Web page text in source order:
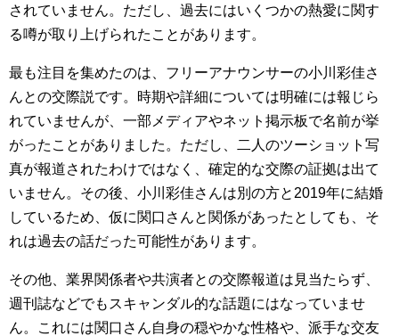
されていません。ただし、過去にはいくつかの熱愛に関す
る噂が取り上げられたことがあります。
最も注目を集めたのは、フリーアナウンサーの小川彩佳さ
んとの交際説です。時期や詳細については明確には報じら
れていませんが、一部メディアやネット掲示板で名前が挙
がったことがありました。ただし、二人のツーショット写
真が報道されたわけではなく、確定的な交際の証拠は出て
いません。その後、小川彩佳さんは別の方と2019年に結婚
しているため、仮に関口さんと関係があったとしても、そ
れは過去の話だった可能性があります。
その他、業界関係者や共演者との交際報道は見当たらず、
週刊誌などでもスキャンダル的な話題にはなっていませ
ん。これには関口さん自身の穏やかな性格や、派手な交友